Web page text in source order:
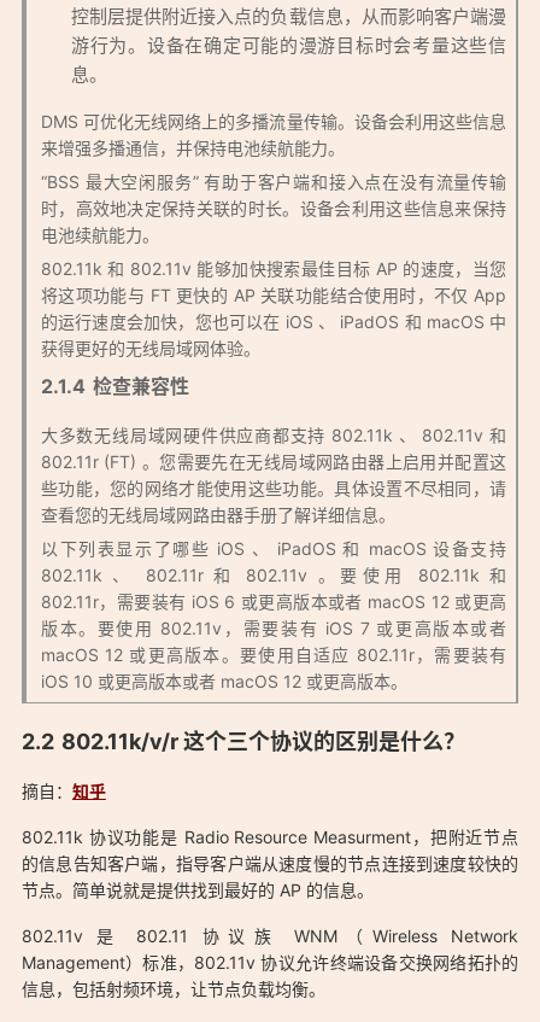
控制层提供附近接入点的负载信息，从而影响客户端漫
游行为。设备在确定可能的漫游目标时会考量这些信
息。
DMS 可优化无线网络上的多播流量传输。设备会利用这些信息
来增强多播通信，并保持电池续航能力。
“BSS 最大空闲服务” 有助于客户端和接入点在没有流量传输
时，高效地决定保持关联的时长。设备会利用这些信息来保持
电池续航能力。
802.11k 和 802.11v 能够加快搜索最佳目标 AP 的速度，当您
将这项功能与 FT 更快的 AP 关联功能结合使用时，不仅 App
的运行速度会加快，您也可以在 iOS 、 iPadOS 和 macOS 中
获得更好的无线局域网体验。
检查兼容性
大多数无线局域网硬件供应商都支持 802.11k 、 802.11v 和
802.11r (FT) 。您需要先在无线局域网路由器上启用并配置这
些功能，您的网络才能使用这些功能。具体设置不尽相同，请
查看您的无线局域网路由器手册了解详细信息。
以下列表显示了哪些 iOS 、 iPadOS 和 macOS 设备支持
802.11k 、 802.11r 和 802.11v 。要使用 802.11k 和
802.11r，需要装有 iOS 6 或更高版本或者 macOS 12 或更高
版本。要使用 802.11v，需要装有 iOS 7 或更高版本或者
macOS 12 或更高版本。要使用自适应 802.11r，需要装有
iOS 10 或更高版本或者 macOS 12 或更高版本。
802.11k/v/r 这个三个协议的区别是什么？
摘自： 知乎
802.11k 协议功能是 Radio Resource Measurment，把附近节点
的信息告知客户端，指导客户端从速度慢的节点连接到速度较快的
节点。简单说就是提供找到最好的 AP 的信息。
802.11v 是 802.11 协议族 WNM（Wireless Network
Management）标准，802.11v 协议允许终端设备交换网络拓扑的
信息，包括射频环境，让节点负载均衡。